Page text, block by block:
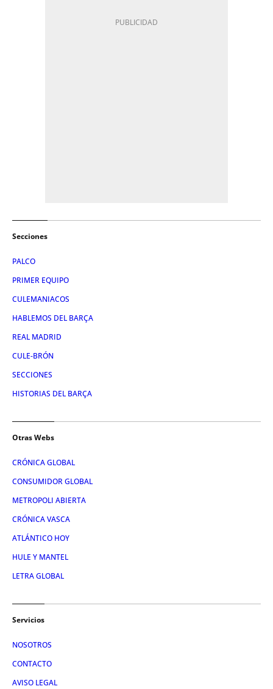
Secciones
PALCO
PRIMER EQUIPO
CULEMANIACOS
HABLEMOS DEL BARÇA
REAL MADRID
CULE-BRÓN
SECCIONES
HISTORIAS DEL BARÇA
Otras Webs
CRÓNICA GLOBAL
CONSUMIDOR GLOBAL
METROPOLI ABIERTA
CRÓNICA VASCA
ATLÁNTICO HOY
HULE Y MANTEL
LETRA GLOBAL
Servicios
NOSOTROS
CONTACTO
AVISO LEGAL